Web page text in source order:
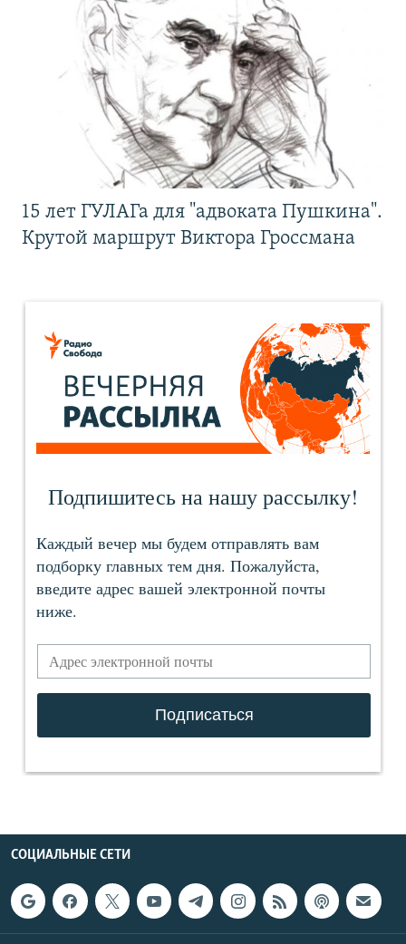
15 лет ГУЛАГа для "адвоката Пушкина".
Крутой маршрут Виктора Гроссмана
СОЦИАЛЬНЫЕ СЕТИ